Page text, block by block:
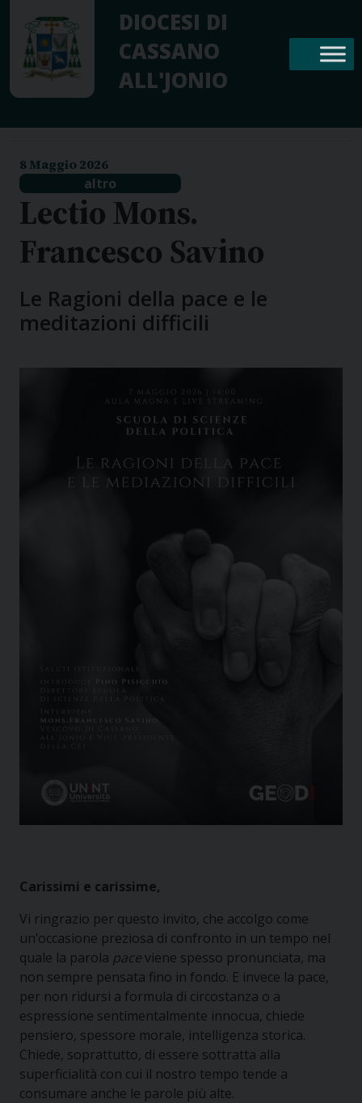
content
DIOCESI DI
CASSANO
ALL'JONIO
8 Maggio 2026
altro
Lectio Mons.
Francesco Savino
Le Ragioni della pace e le
meditazioni difficili
Carissimi e carissime,
Vi ringrazio per questo invito, che accolgo come
un’occasione preziosa di confronto in un tempo nel
quale la parola paceviene spesso pronunciata, ma
non sempre pensata fino in fondo. E invece la pace,
per non ridursi a formula di circostanza o a
espressione sentimentalmente innocua, chiede
pensiero, spessore morale, intelligenza storica.
Chiede, soprattutto, di essere sottratta alla
superficialità con cui il nostro tempo tende a
consumare anche le parole più alte.